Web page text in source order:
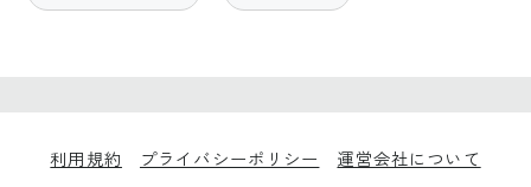
利用規約 プライバシーポリシー 運営会社について